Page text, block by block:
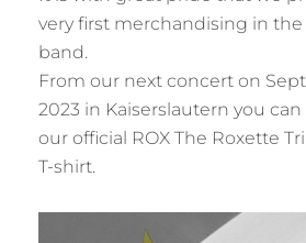
very first merchandising in
band.
From our next concert on
2023 in Kaiserslautern you
our official ROX The Roxette
T-shirt.